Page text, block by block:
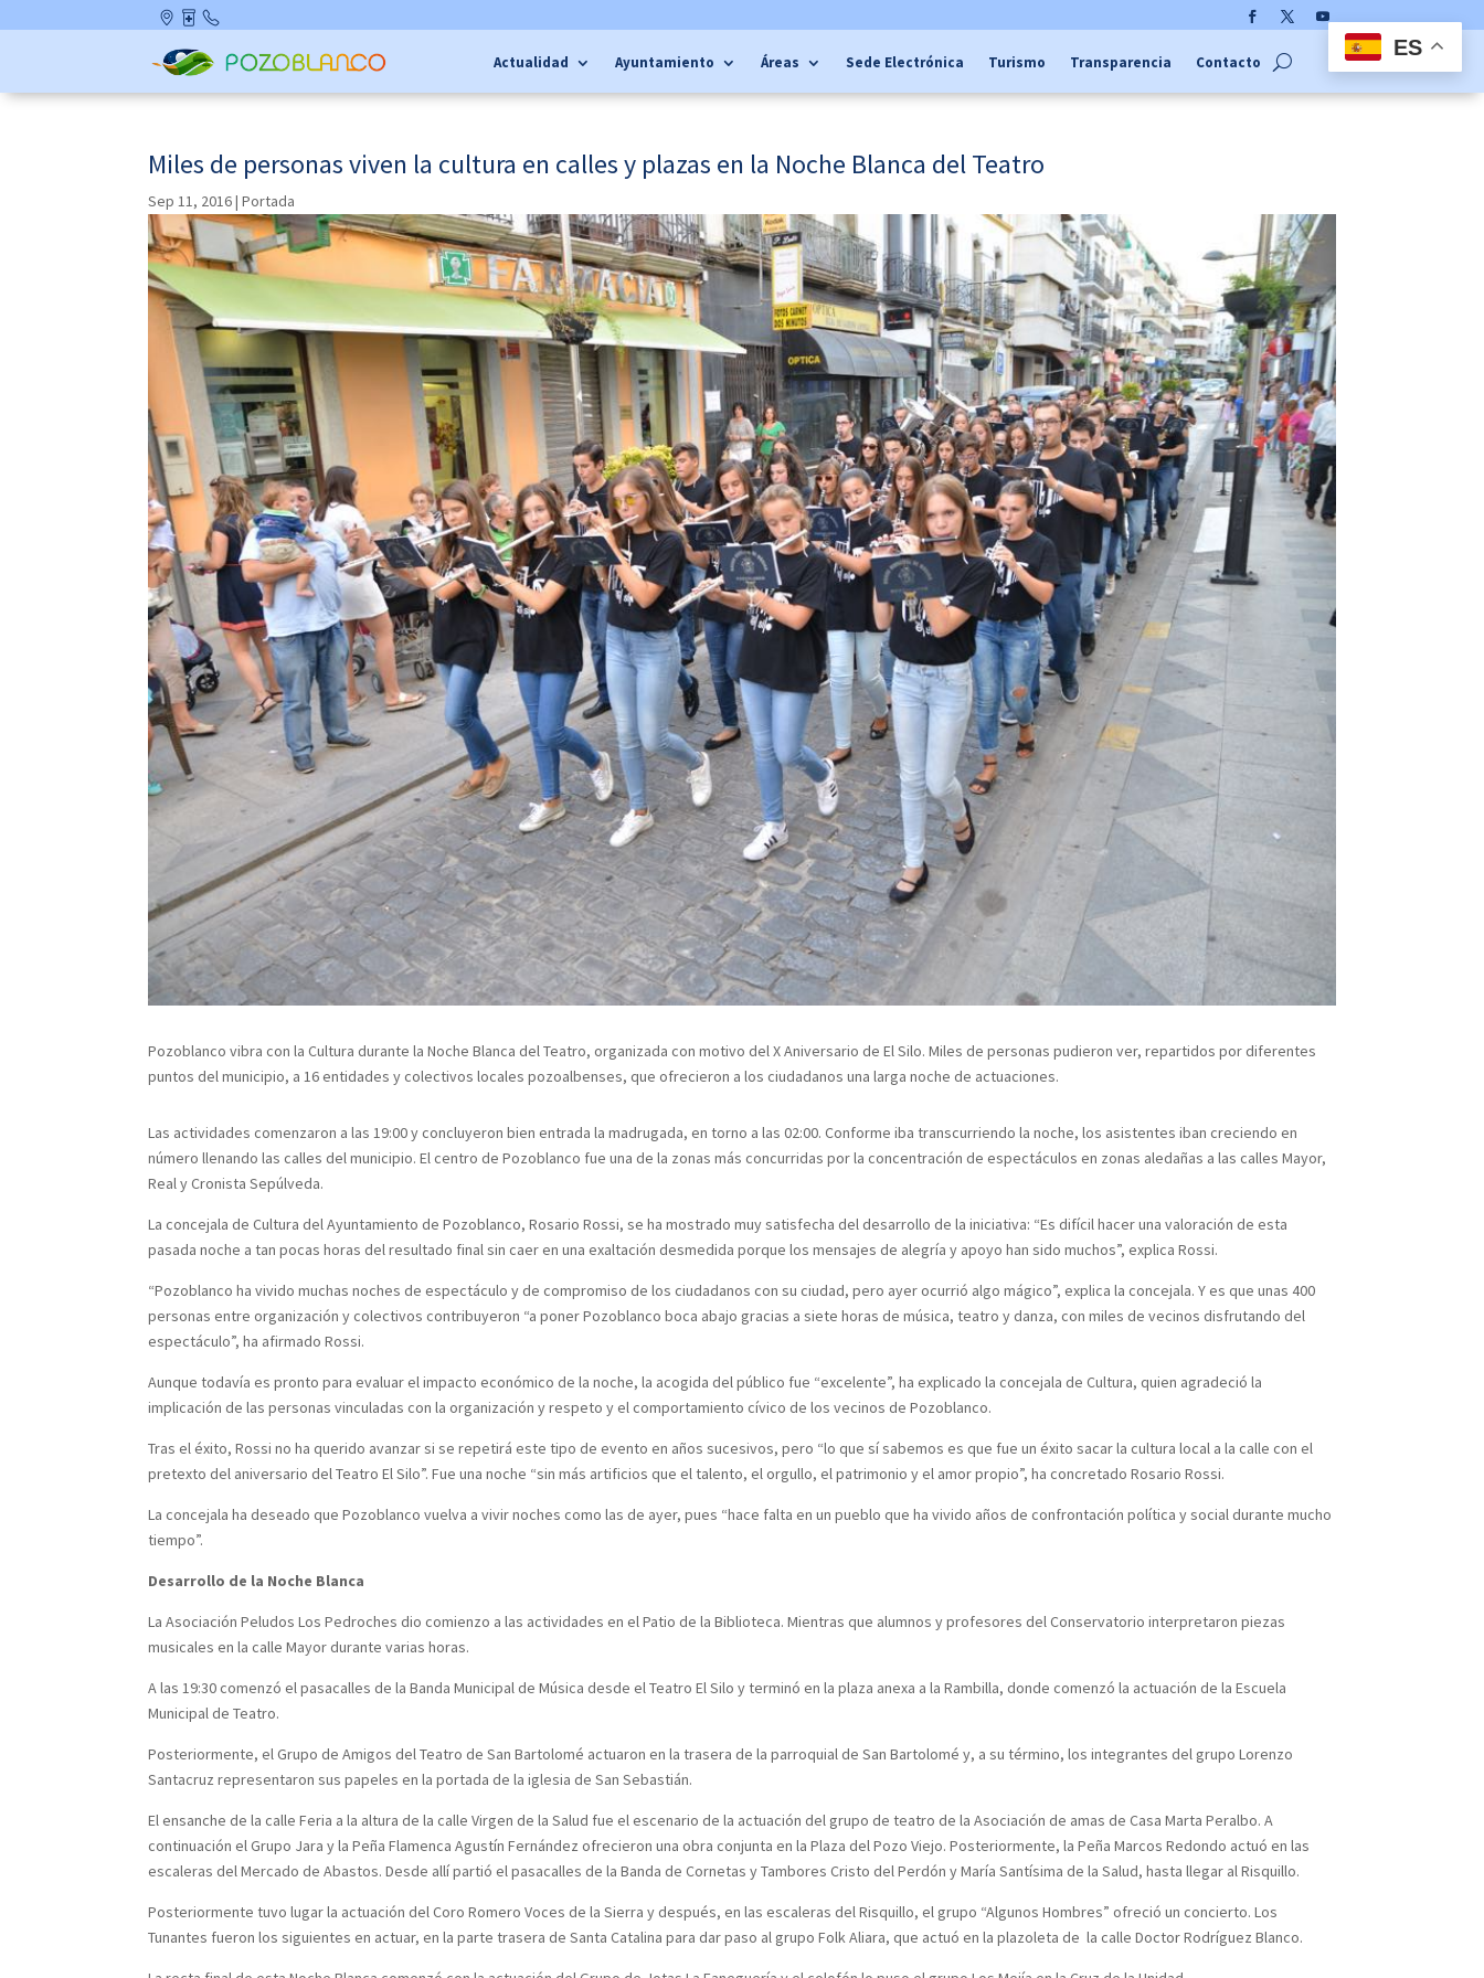
to
Ubicació
n
Farmaci
as de
Contact
o
YouTube
Actualidad
Ayuntamiento Áreas Sede Electrónica Turismo Transparencia Contacto
Miles de personas viven la cultura en calles y plazas en la Noche Blanca del Teatro
Sep 11, 2016|Portada
Pozoblanco vibra con la Cultura durante la Noche Blanca del Teatro, organizada con motivo del X Aniversario de El Silo. Miles de personas pudieron ver, repartidos por diferentes
puntos del municipio, a 16 entidades y colectivos locales pozoalbenses, que ofrecieron a los ciudadanos una larga noche de actuaciones.
Las actividades comenzaron a las 19:00 y concluyeron bien entrada la madrugada, en torno a las 02:00. Conforme iba transcurriendo la noche, los asistentes iban creciendo en
número llenando las calles del municipio. El centro de Pozoblanco fue una de la zonas más concurridas por la concentración de espectáculos en zonas aledañas a las calles Mayor,
Real y Cronista Sepúlveda.
La concejala de Cultura del Ayuntamiento de Pozoblanco, Rosario Rossi, se ha mostrado muy satisfecha del desarrollo de la iniciativa: “Es difícil hacer una valoración de esta
pasada noche a tan pocas horas del resultado final sin caer en una exaltación desmedida porque los mensajes de alegría y apoyo han sido muchos”, explica Rossi.
“Pozoblanco ha vivido muchas noches de espectáculo y de compromiso de los ciudadanos con su ciudad, pero ayer ocurrió algo mágico”, explica la concejala. Y es que unas 400
personas entre organización y colectivos contribuyeron “a poner Pozoblanco boca abajo gracias a siete horas de música, teatro y danza, con miles de vecinos disfrutando del
espectáculo”, ha afirmado Rossi.
Aunque todavía es pronto para evaluar el impacto económico de la noche, la acogida del público fue “excelente”, ha explicado la concejala de Cultura, quien agradeció la
implicación de las personas vinculadas con la organización y respeto y el comportamiento cívico de los vecinos de Pozoblanco.
Tras el éxito, Rossi no ha querido avanzar si se repetirá este tipo de evento en años sucesivos, pero “lo que sí sabemos es que fue un éxito sacar la cultura local a la calle con el
pretexto del aniversario del Teatro El Silo”. Fue una noche “sin más artificios que el talento, el orgullo, el patrimonio y el amor propio”, ha concretado Rosario Rossi.
La concejala ha deseado que Pozoblanco vuelva a vivir noches como las de ayer, pues “hace falta en un pueblo que ha vivido años de confrontación política y social durante mucho
tiempo”.
Desarrollo de la Noche Blanca
La Asociación Peludos Los Pedroches dio comienzo a las actividades en el Patio de la Biblioteca. Mientras que alumnos y profesores del Conservatorio interpretaron piezas
musicales en la calle Mayor durante varias horas.
A las 19:30 comenzó el pasacalles de la Banda Municipal de Música desde el Teatro El Silo y terminó en la plaza anexa a la Rambilla, donde comenzó la actuación de la Escuela
Municipal de Teatro.
Posteriormente, el Grupo de Amigos del Teatro de San Bartolomé actuaron en la trasera de la parroquial de San Bartolomé y, a su término, los integrantes del grupo Lorenzo
Santacruz representaron sus papeles en la portada de la iglesia de San Sebastián.
El ensanche de la calle Feria a la altura de la calle Virgen de la Salud fue el escenario de la actuación del grupo de teatro de la Asociación de amas de Casa Marta Peralbo. A
continuación el Grupo Jara y la Peña Flamenca Agustín Fernández ofrecieron una obra conjunta en la Plaza del Pozo Viejo. Posteriormente, la Peña Marcos Redondo actuó en las
escaleras del Mercado de Abastos. Desde allí partió el pasacalles de la Banda de Cornetas y Tambores Cristo del Perdón y María Santísima de la Salud, hasta llegar al Risquillo.
Posteriormente tuvo lugar la actuación del Coro Romero Voces de la Sierra y después, en las escaleras del Risquillo, el grupo “Algunos Hombres” ofreció un concierto. Los
Tunantes fueron los siguientes en actuar, en la parte trasera de Santa Catalina para dar paso al grupo Folk Aliara, que actuó en la plazoleta de la calle Doctor Rodríguez Blanco.
ES